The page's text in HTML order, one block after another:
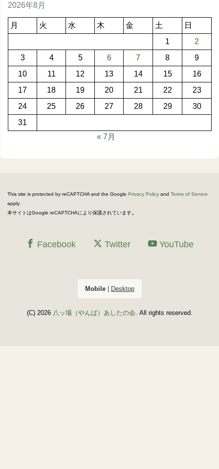
2026年8月
月 火 水 木 金 土
日
1
2
3
4 5 6 7 8
9
10
11 12 13 14 15
16
17
18 19 20 21 22
23
24
25 26 27 28 29
30
31
« 7月
This site is protected by reCAPTCHA and the Google Privacy Policy and Terms of Service
apply.
本サイトはGoogle reCAPTCHAにより保護されています。
Facebook Twitter YouTube
Mobile| Desktop
(C) 2026 八ッ場（やんば）あしたの会. All rights reserved.